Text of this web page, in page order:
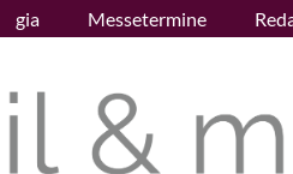
gia Messetermine